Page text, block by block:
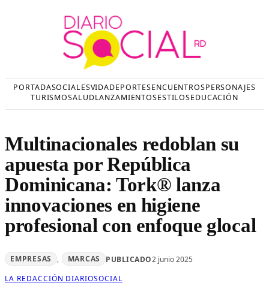
PORTADASOCIALESVIDADEPORTESENCUENTROSPERSONAJES
TURISMOSALUDLANZAMIENTOSESTILOSEDUCACIÓN
Multinacionales redoblan su
apuesta por República
Dominicana: Tork® lanza
innovaciones en higiene
profesional con enfoque glocal
EMPRESAS , MARCAS PUBLICADO2 junio 2025
LA REDACCIÓN DIARIOSOCIAL